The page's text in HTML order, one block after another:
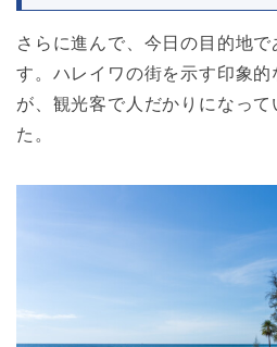
さらに進んで、今日の目的地
す。ハレイワの街を示す印象
が、観光客で人だかりになっ
た。